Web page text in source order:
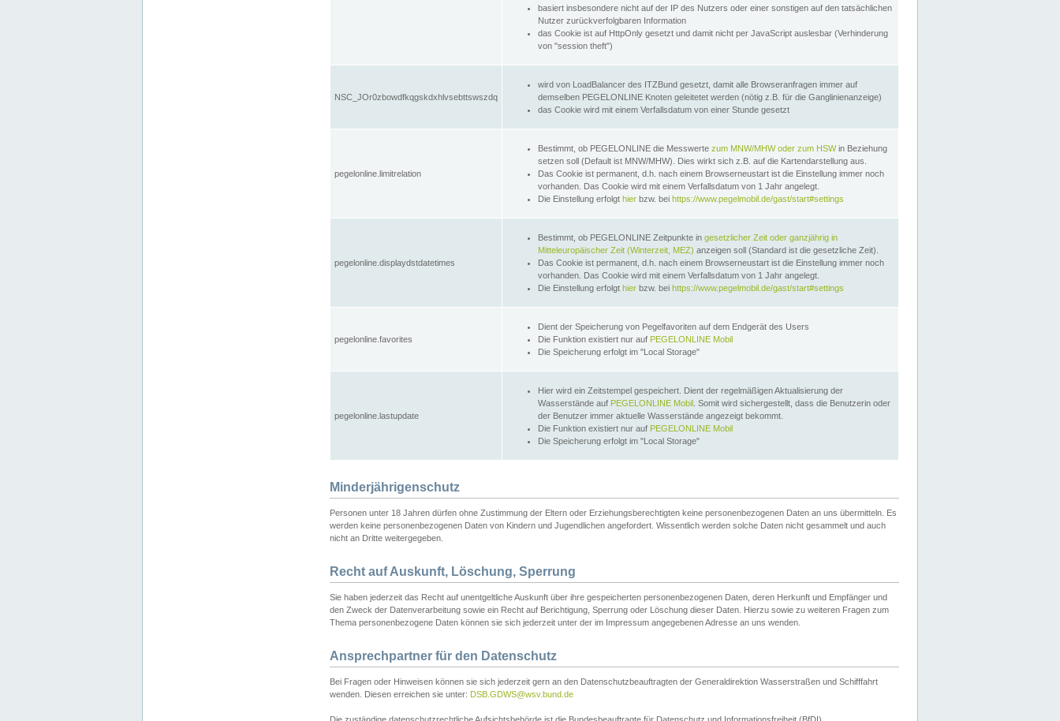
basiert insbesondere nicht auf der IP des Nutzers oder einer sonstigen auf den tatsächlichen
Nutzer zurückverfolgbaren Information
das Cookie ist auf HttpOnly gesetzt und damit nicht per JavaScript auslesbar (Verhinderung
von "session theft")
NSC_JOr0zbowdfkqgskdxhlvsebttswszdq
wird von LoadBalancer des ITZBund gesetzt, damit alle Browseranfragen immer auf
demselben PEGELONLINE Knoten geleitetet werden (nötig z.B. für die Ganglinienanzeige)
das Cookie wird mit einem Verfallsdatum von einer Stunde gesetzt
pegelonline.limitrelation
Bestimmt, ob PEGELONLINE die Messwerte zum MNW/MHW oder zum HSWin Beziehung
setzen soll (Default ist MNW/MHW). Dies wirkt sich z.B. auf die Kartendarstellung aus.
Das Cookie ist permanent, d.h. nach einem Browserneustart ist die Einstellung immer noch
vorhanden. Das Cookie wird mit einem Verfallsdatum von 1 Jahr angelegt.
Die Einstellung erfolgt hier bzw. bei https://www.pegelmobil.de/gast/start#settings
pegelonline.displaydstdatetimes
Bestimmt, ob PEGELONLINE Zeitpunkte in gesetzlicher Zeit oder ganzjährig in
Mitteleuropäischer Zeit (Winterzeit, MEZ) anzeigen soll (Standard ist die gesetzliche Zeit).
Das Cookie ist permanent, d.h. nach einem Browserneustart ist die Einstellung immer noch
vorhanden. Das Cookie wird mit einem Verfallsdatum von 1 Jahr angelegt.
Die Einstellung erfolgt hier bzw. bei https://www.pegelmobil.de/gast/start#settings
pegelonline.favorites
Dient der Speicherung von Pegelfavoriten auf dem Endgerät des Users
Die Funktion existiert nur auf PEGELONLINE Mobil
Die Speicherung erfolgt im "Local Storage"
pegelonline.lastupdate
Hier wird ein Zeitstempel gespeichert. Dient der regelmäßigen Aktualisierung der
Wasserstände auf PEGELONLINE Mobil . Somit wird sichergestellt, dass die Benutzerin oder
der Benutzer immer aktuelle Wasserstände angezeigt bekommt.
Die Funktion existiert nur auf PEGELONLINE Mobil
Die Speicherung erfolgt im "Local Storage"
Minderjährigenschutz
Personen unter 18 Jahren dürfen ohne Zustimmung der Eltern oder Erziehungsberechtigten keine personenbezogenen Daten an uns übermitteln. Es
werden keine personenbezogenen Daten von Kindern und Jugendlichen angefordert. Wissentlich werden solche Daten nicht gesammelt und auch
nicht an Dritte weitergegeben.
Recht auf Auskunft, Löschung, Sperrung
Sie haben jederzeit das Recht auf unentgeltliche Auskunft über ihre gespeicherten personenbezogenen Daten, deren Herkunft und Empfänger und
den Zweck der Datenverarbeitung sowie ein Recht auf Berichtigung, Sperrung oder Löschung dieser Daten. Hierzu sowie zu weiteren Fragen zum
Thema personenbezogene Daten können sie sich jederzeit unter der im Impressum angegebenen Adresse an uns wenden.
Ansprechpartner für den Datenschutz
Bei Fragen oder Hinweisen können sie sich jederzeit gern an den Datenschutzbeauftragten der Generaldirektion Wasserstraßen und Schifffahrt
wenden. Diesen erreichen sie unter: DSB.GDWS@wsv.bund.de